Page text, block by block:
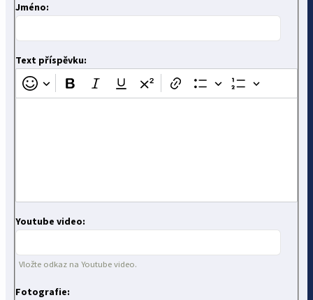
Jméno:
Text příspěvku:
Youtube video:
Vložte odkaz na Youtube video.
Fotografie: